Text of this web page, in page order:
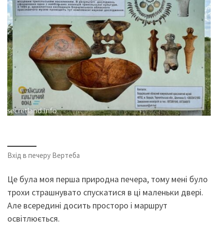
Вхід в печеру Вертеба
Це була моя перша природна печера, тому мені було
трохи страшнувато спускатися в ці маленьки двері.
Але всередині досить просторо і маршрут
освітлюється.